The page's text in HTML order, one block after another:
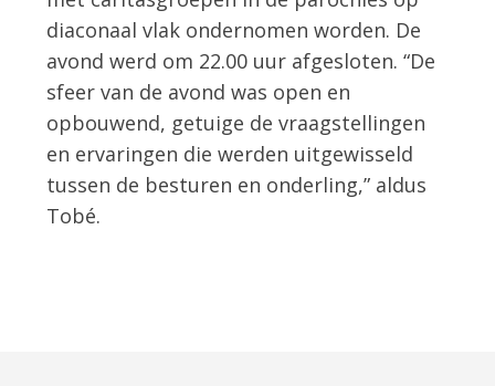
diaconaal vlak ondernomen worden. De
avond werd om 22.00 uur afgesloten. “De
sfeer van de avond was open en
opbouwend, getuige de vraagstellingen
en ervaringen die werden uitgewisseld
tussen de besturen en onderling,” aldus
Tobé.